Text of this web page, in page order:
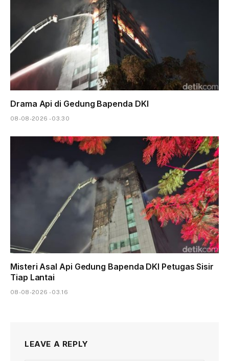
Drama Api di Gedung Bapenda DKI
08-08-2026 - 03.30
Misteri Asal Api Gedung Bapenda DKI Petugas Sisir
Tiap Lantai
08-08-2026 - 03.16
LEAVE A REPLY